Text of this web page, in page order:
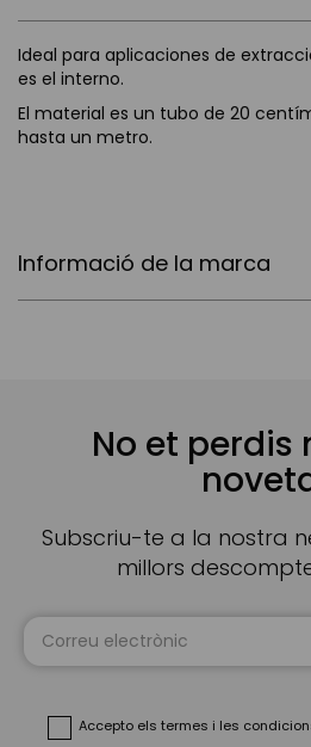
Ideal para aplicaciones de
es el interno.
El material es un tubo de 20
hasta un metro.
Informació de la marca
No et perdis
Subscriu-te a la nostra
millors
Sign
Accepto els termes i les